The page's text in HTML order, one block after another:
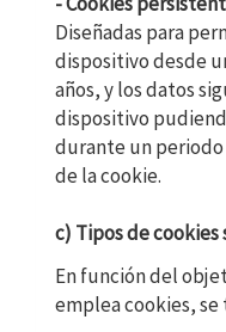
Diseñadas para
dispositivo desde
años, y los datos
dispositivo
durante un
de la cookie.
c) Tipos de
En función del
emplea cookies,